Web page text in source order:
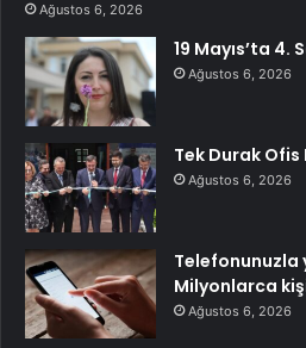
Ağustos 6, 2026
19 Mayıs’ta 4.
Ağustos 6, 2026
Tek Durak Ofis
Ağustos 6, 2026
Telefonunuzla
Milyonlarca
Ağustos 6, 2026